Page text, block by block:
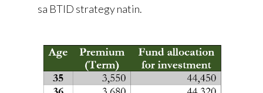
sa BTID strategy natin.